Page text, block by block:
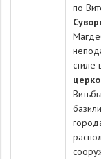
по
стиле
Витьбы